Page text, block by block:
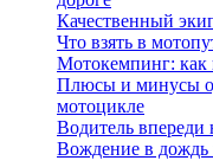
Качественный
Что взять в
Мотокемпинг: как
Плюсы и минусы
мотоцикле
Водитель впереди
Вождение в дождь